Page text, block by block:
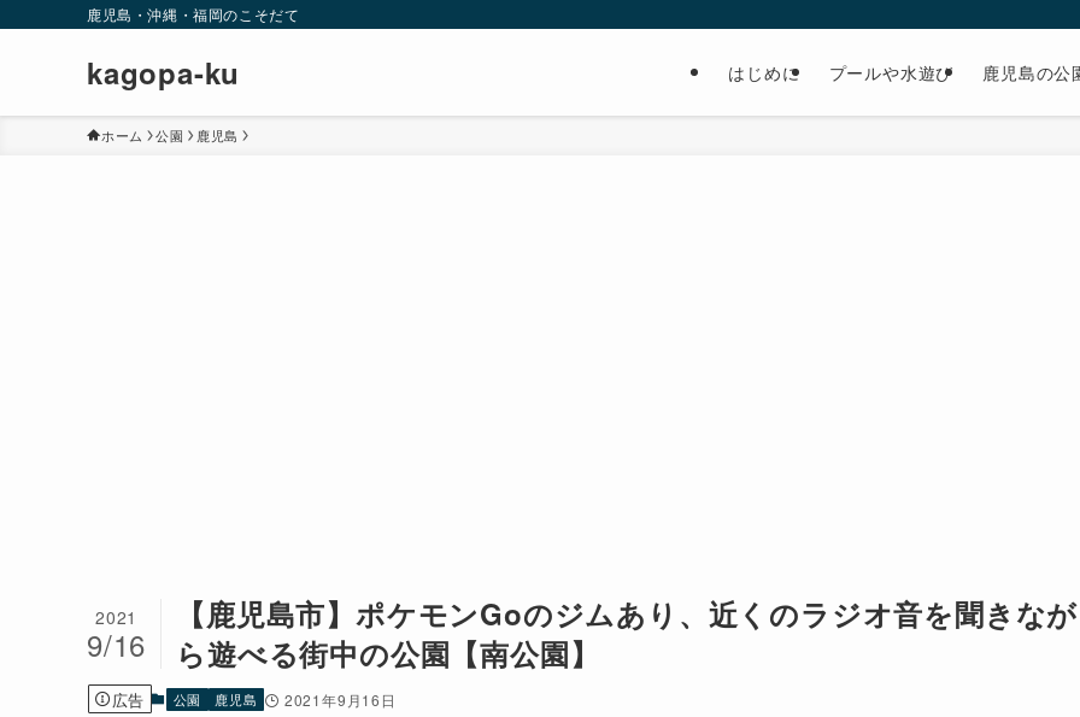
鹿児島・沖縄・福岡のこそだて
kagopa-ku はじめに プールや水遊び 鹿児島の公
ホーム 公園 鹿児島
【鹿児島市】ポケモンGoのジムあり、近くのラジオ音を聞きなが
ら遊べる街中の公園【南公園】
2021
9/16
広告 公園 鹿児島 2021年9月16日